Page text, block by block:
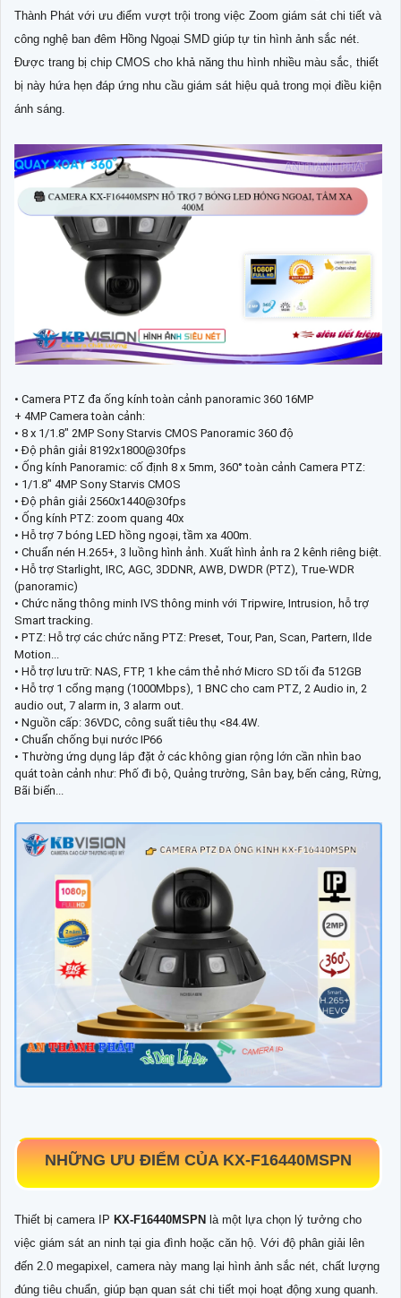
Thành Phát với ưu điểm vượt trội trong việc Zoom giám sát chi tiết và
công nghệ ban đêm Hồng Ngoại SMD giúp tự tin hình ảnh sắc nét.
Được trang bị chip CMOS cho khả năng thu hình nhiều màu sắc, thiết
bị này hứa hẹn đáp ứng nhu cầu giám sát hiệu quả trong mọi điều kiện
ánh sáng.
• Camera PTZ đa ống kính toàn cảnh panoramic 360 16MP
+ 4MP Camera toàn cảnh:
• 8 x 1/1.8" 2MP Sony Starvis CMOS Panoramic 360 độ
• Độ phân giải 8192x1800@30fps
• Ống kính Panoramic: cố định 8 x 5mm, 360° toàn cảnh Camera PTZ:
• 1/1.8" 4MP Sony Starvis CMOS
• Độ phân giải 2560x1440@30fps
• Ống kính PTZ: zoom quang 40x
• Hỗ trợ 7 bóng LED hồng ngoại, tầm xa 400m.
• Chuẩn nén H.265+, 3 luồng hình ảnh. Xuất hình ảnh ra 2 kênh riêng biệt.
• Hỗ trợ Starlight, IRC, AGC, 3DDNR, AWB, DWDR (PTZ), True-WDR
(panoramic)
• Chức năng thông minh IVS thông minh với Tripwire, Intrusion, hỗ trợ
Smart tracking.
• PTZ: Hỗ trợ các chức năng PTZ: Preset, Tour, Pan, Scan, Partern, Ilde
Motion...
• Hỗ trợ lưu trữ: NAS, FTP, 1 khe cắm thẻ nhớ Micro SD tối đa 512GB
• Hỗ trợ 1 cổng mạng (1000Mbps), 1 BNC cho cam PTZ, 2 Audio in, 2
audio out, 7 alarm in, 3 alarm out.
• Nguồn cấp: 36VDC, công suất tiêu thụ <84.4W.
• Chuẩn chống bụi nước IP66
• Thường ứng dụng lắp đặt ở các không gian rộng lớn cần nhìn bao
quát toàn cảnh như: Phố đi bộ, Quảng trường, Sân bay, bến cảng, Rừng,
Bãi biển...
NHỮNG ƯU ĐIỂM CỦAKX-F16440MSPN
Thiết bị camera IP KX-F16440MSPN là một lựa chọn lý tưởng cho
việc giám sát an ninh tại gia đình hoặc căn hộ. Với độ phân giải lên
đến 2.0 megapixel, camera này mang lại hình ảnh sắc nét, chất lượng
đúng tiêu chuẩn, giúp bạn quan sát chi tiết mọi hoạt động xung quanh.